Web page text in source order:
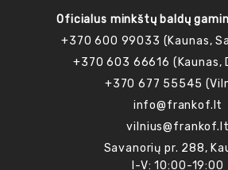
Oficialus minkštų baldų
+370 600 99033 (Kaunas,
+370 603 66616 (Kaunas,
+370 677 55545
info@frankof.lt
vilnius@frankof.lt
Savanorių pr. 288,
I-V: 10:00-19:00